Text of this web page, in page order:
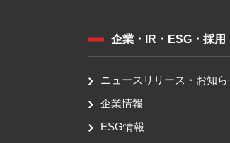
企業・IR・ESG・採用
ニュースリリース・お知ら
企業情報
ESG情報